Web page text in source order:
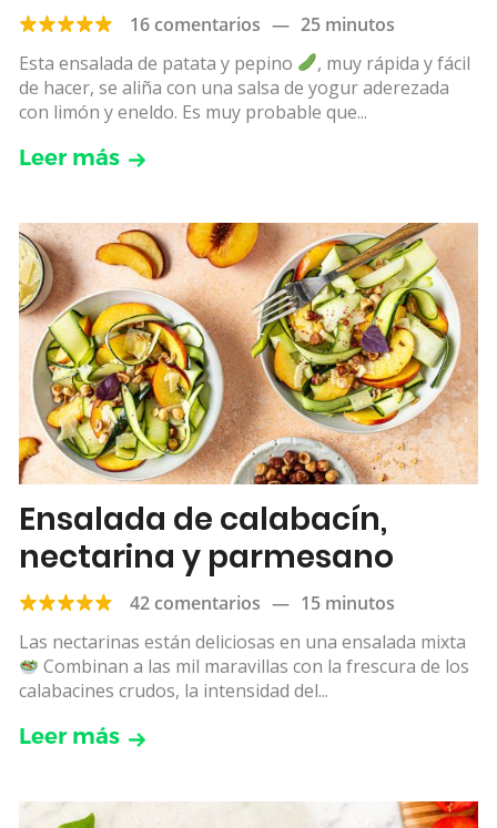
16 comentarios — 25 minutos
Esta ensalada de patata y pepino
, muy rápida y fácil
de hacer, se aliña con una salsa de yogur aderezada
con limón y eneldo. Es muy probable que...
Leer más
Ensalada de calabacín,
nectarina y parmesano
42 comentarios — 15 minutos
Las nectarinas están deliciosas en una ensalada mixta
Combinan a las mil maravillas con la frescura de los
calabacines crudos, la intensidad del...
Leer más